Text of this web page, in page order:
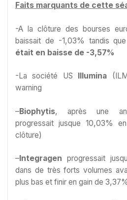
Faits marquants de cette
-A la clôture des bourses
baissait de -1,03% tandis que
était en baisse de -3,57%
-La société US Illumina
warning
–Biophytis, après une
progressait jusque 10,03%
clôture)
–Integragen progressait
dans de très forts volumes
plus bas et finir en gain de